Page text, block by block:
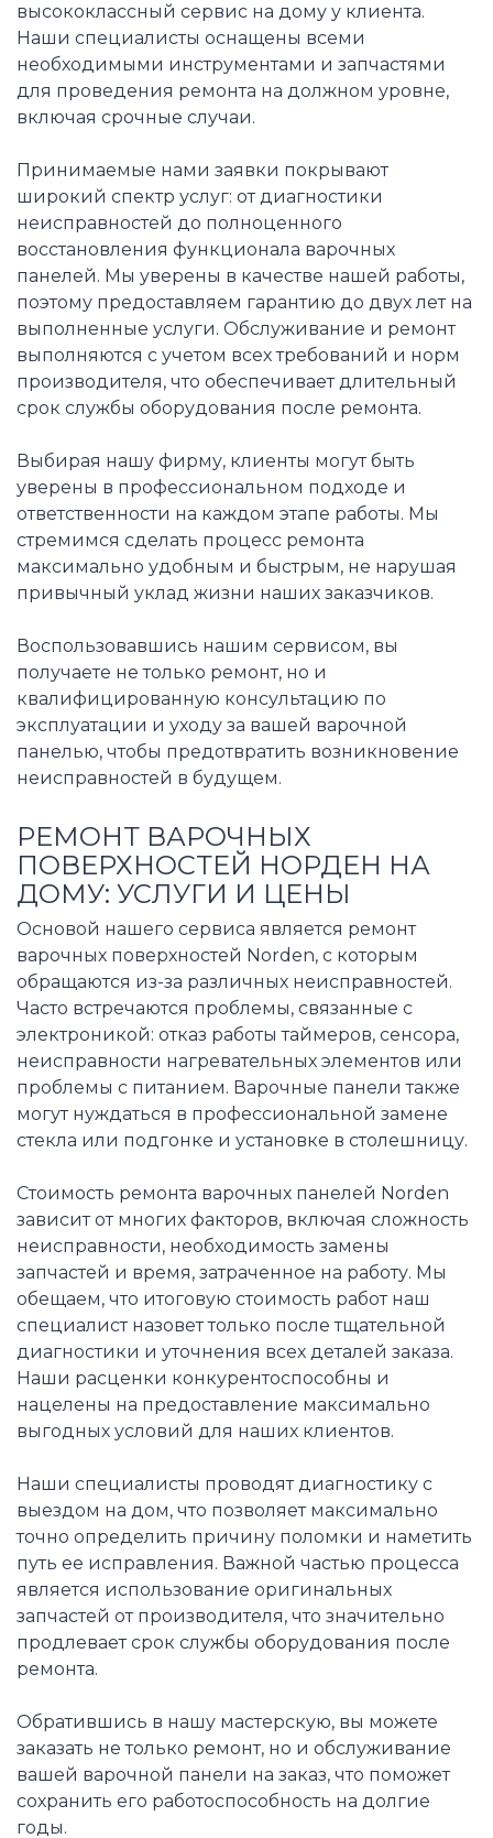
высококлассный сервис на дому у клиента.
Наши специалисты оснащены всеми
необходимыми инструментами и запчастями
для проведения ремонта на должном уровне,
включая срочные случаи.
Принимаемые нами заявки покрывают
широкий спектр услуг: от диагностики
неисправностей до полноценного
восстановления функционала варочных
панелей. Мы уверены в качестве нашей работы,
поэтому предоставляем гарантию до двух лет на
выполненные услуги. Обслуживание и ремонт
выполняются с учетом всех требований и норм
производителя, что обеспечивает длительный
срок службы оборудования после ремонта.
Выбирая нашу фирму, клиенты могут быть
уверены в профессиональном подходе и
ответственности на каждом этапе работы. Мы
стремимся сделать процесс ремонта
максимально удобным и быстрым, не нарушая
привычный уклад жизни наших заказчиков.
Воспользовавшись нашим сервисом, вы
получаете не только ремонт, но и
квалифицированную консультацию по
эксплуатации и уходу за вашей варочной
панелью, чтобы предотвратить возникновение
неисправностей в будущем.
РЕМОНТ ВАРОЧНЫХ
ПОВЕРХНОСТЕЙ НОРДЕН НА
ДОМУ: УСЛУГИ И ЦЕНЫ
Основой нашего сервиса является ремонт
варочных поверхностей Norden, с которым
обращаются из-за различных неисправностей.
Часто встречаются проблемы, связанные с
электроникой: отказ работы таймеров, сенсора,
неисправности нагревательных элементов или
проблемы с питанием. Варочные панели также
могут нуждаться в профессиональной замене
стекла или подгонке и установке в столешницу.
Стоимость ремонта варочных панелей Norden
зависит от многих факторов, включая сложность
неисправности, необходимость замены
запчастей и время, затраченное на работу. Мы
обещаем, что итоговую стоимость работ наш
специалист назовет только после тщательной
диагностики и уточнения всех деталей заказа.
Наши расценки конкурентоспособны и
нацелены на предоставление максимально
выгодных условий для наших клиентов.
Наши специалисты проводят диагностику с
выездом на дом, что позволяет максимально
точно определить причину поломки и наметить
путь ее исправления. Важной частью процесса
является использование оригинальных
запчастей от производителя, что значительно
продлевает срок службы оборудования после
ремонта.
Обратившись в нашу мастерскую, вы можете
заказать не только ремонт, но и обслуживание
вашей варочной панели на заказ, что поможет
сохранить его работоспособность на долгие
годы.